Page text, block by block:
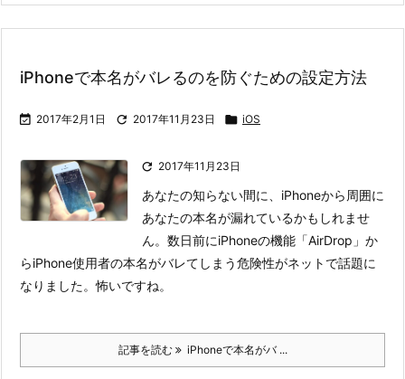
iPhoneで本名がバレるのを防ぐための設定方法
 2017年2月1日  2017年11月23日  iOS
 2017年11月23日
あなたの知らない間に、iPhoneから周囲に
あなたの本名が漏れているかもしれませ
ん。数日前にiPhoneの機能「AirDrop」か
らiPhone使用者の本名がバレてしまう危険性がネットで話題に
なりました。怖いですね。
記事を読む iPhoneで本名がバ ...